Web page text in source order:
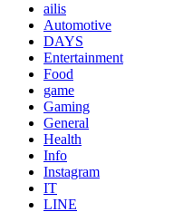
ailis
Automotive
DAYS
Entertainment
Food
game
Gaming
General
Health
Info
Instagram
IT
LINE